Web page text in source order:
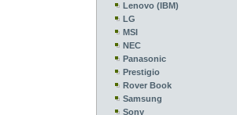
Lenovo (IBM)
LG
MSI
NEC
Panasonic
Prestigio
Rover Book
Samsung
Sony